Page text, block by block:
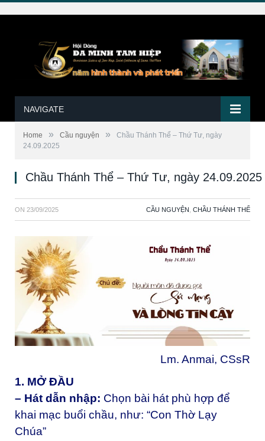
NAVIGATE
Home » Cầu nguyện »
Chầu Thánh Thể – Thứ Tư, ngày
24.09.2025
Chầu Thánh Thể – Thứ Tư, ngày 24.09.2025
ON 23/09/2025 CẦU NGUYỆN CHẦU THÁNH THỂ
Lm. Anmai, CSsR
1. MỞ ĐẦU
– Hát dẫn nhập: Chọn bài hát phù hợp để
khai mạc buổi chầu, như: “Con Thờ Lạy
Chúa”